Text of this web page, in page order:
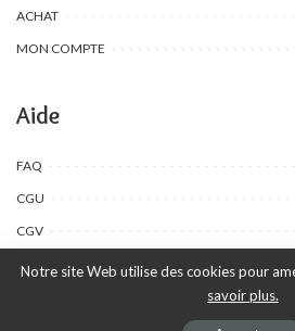
ACHAT
MON COMPTE
Aide
FAQ
CGU
CGV
©Toombow Kids, 2022 - 2024 - Tous
Notre site Web utilise des cookies pour
savoir plus.